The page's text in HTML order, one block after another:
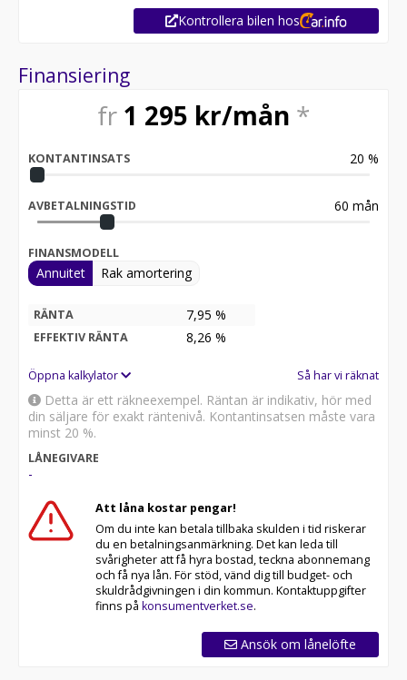
Kontrollera bilen hos
Finansiering
fr 1 295 kr/mån *
KONTANTINSATS 20 %
AVBETALNINGSTID 60 mån
FINANSMODELL
Annuitet Rak amortering
RÄNTA 7,95 %
EFFEKTIV RÄNTA 8,26 %
Öppna kalkylator Så har vi räknat
Detta är ett räkneexempel. Räntan är indikativ, hör med
din säljare för exakt räntenivå. Kontantinsatsen måste vara
minst 20 %.
LÅNEGIVARE
-
Att låna kostar pengar!
Om du inte kan betala tillbaka skulden i tid riskerar
du en betalningsanmärkning. Det kan leda till
svårigheter att få hyra bostad, teckna abonnemang
och få nya lån. För stöd, vänd dig till budget- och
skuldrådgivningen i din kommun. Kontaktuppgifter
finns på konsumentverket.se.
Ansök om lånelöfte